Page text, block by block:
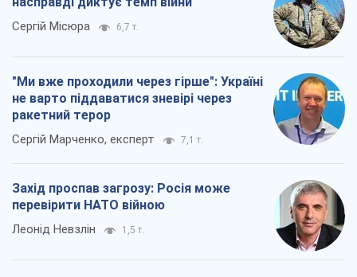
Сергій Місюра 6,7 т.
"Ми вже проходили через гірше": Україні
не варто піддаватися зневірі через
ракетний терор
Сергій Марченко, експерт 7,1 т.
Захід проспав загрозу: Росія може
перевірити НАТО війною
Леонід Невзлін 1,5 т.